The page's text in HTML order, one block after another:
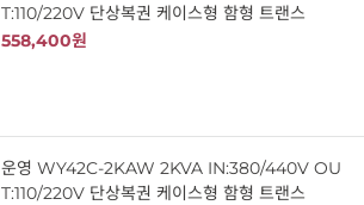
T:110/220V 단상복권 케이스형 함형 트랜스
558,400원
운영 WY42C-2KAW 2KVA IN:380/440V OU
T:110/220V 단상복권 케이스형 함형 트랜스